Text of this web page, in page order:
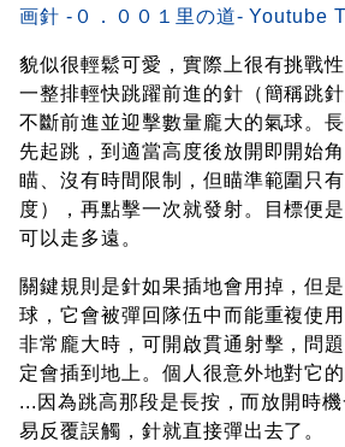
画針 -０．００１里の道- Youtube
貌似很輕鬆可愛，實際上很有挑戰
一整排輕快跳躍前進的針（簡稱跳
不斷前進並迎擊數量龐大的氣球。
先起跳，到適當高度後放開即開始
瞄、沒有時間限制，但瞄準範圍只
度），再點擊一次就發射。目標便
可以走多遠。
關鍵規則是針如果插地會用掉，但
球，它會被彈回隊伍中而能重複使
非常龐大時，可開啟貫通射擊，問
定會插到地上。個人很意外地對它
...因為跳高那段是長按，而放開時
易反覆誤觸，針就直接彈出去了。